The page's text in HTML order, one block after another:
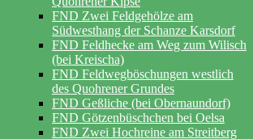
FND Zwei Feldgehölze am
Südwesthang der Schanze Karsdorf
FND Feldhecke am Weg zum Wilisch
(bei Kreischa)
FND Feldwegböschungen westlich
des Quohrener Grundes
FND Geßliche (bei Obernaundorf)
FND Götzenbüschchen bei Oelsa
FND Zwei Hochreine am Streitberg